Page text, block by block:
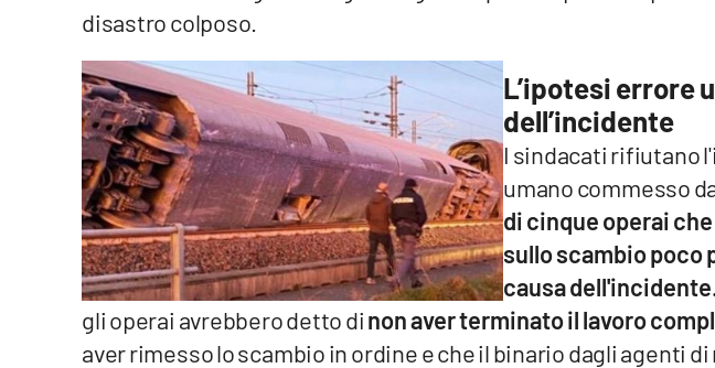
Cosenzachannel.it
Ilvibonese.it
Catanzarochannel.it
disastro colposo.
L’ipotesi errore
dell’incidente
I sindacati rifiutano
umano commesso
di cinque operai
sullo scambio poco
causa
gli operai avrebbero detto dinon aver terminato il lavoro
aver rimesso lo scambio in ordine e che il binario dagli agenti